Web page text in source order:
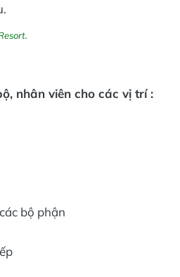
.
nhân viên cho các vị trí :
bộ phận